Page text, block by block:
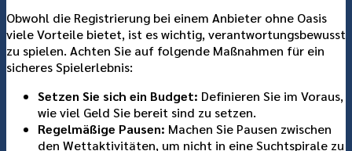
Obwohl die Registrierung bei einem Anbieter ohne Oasis
viele Vorteile bietet, ist es wichtig, verantwortungsbewusst
zu spielen. Achten Sie auf folgende Maßnahmen für ein
sicheres Spielerlebnis:
Setzen Sie sich ein Budget: Definieren Sie im Voraus,
wie viel Geld Sie bereit sind zu setzen.
Regelmäßige Pausen: Machen Sie Pausen zwischen
den Wettaktivitäten, um nicht in eine Suchtspirale zu